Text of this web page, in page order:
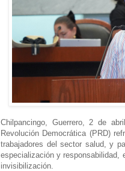
Chilpancingo, Guerrero, 2 de
Revolución Democrática (PRD)
trabajadores del sector salud, y
especialización y responsabilidad,
invisibilización.